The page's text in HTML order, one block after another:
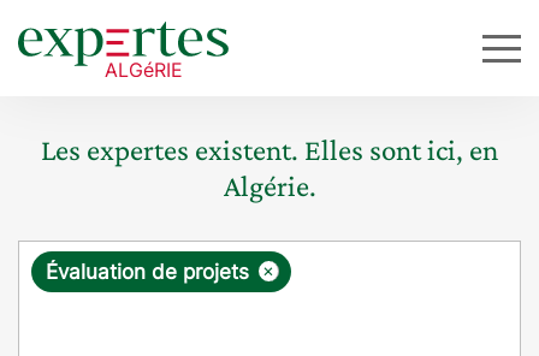
Les expertes existent. Elles sont ici, en
Algérie.
R
×
Évaluation de projets